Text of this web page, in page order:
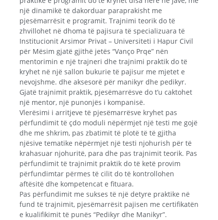
një dinamikë të dakorduar paraprakisht me
pjesëmarrësit e programit. Trajnimi teorik do të
zhvillohet në dhoma të pajisura të specializuara të
Institucionit Arsimor Privat – Universiteti i Hapur Civil
për Mësim gjatë gjithë jetës “Vanço Prqe” nën
mentorimin e një trajneri dhe trajnimi praktik do të
kryhet në një sallon bukurie të pajisur me mjetet e
nevojshme. dhe aksesorë për manikyr dhe pedikyr.
Gjatë trajnimit praktik, pjesëmarrësve do t’u caktohet
një mentor, një punonjës i kompanisë.
Vlerësimi i arritjeve të pjesëmarrësve kryhet pas
përfundimit të çdo moduli nëpërmjet një testi me gojë
dhe me shkrim, pas zbatimit të plotë të të gjitha
njësive tematike nëpërmjet një testi njohurish për të
krahasuar njohuritë, para dhe pas trajnimit teorik. Pas
përfundimit të trajnimit praktik do të ketë provim
përfundimtar përmes të cilit do të kontrollohen
aftësitë dhe kompetencat e fituara.
Pas përfundimit me sukses të një detyre praktike në
fund të trajnimit, pjesëmarrësit pajisen me certifikatën
e kualifikimit të punës “Pedikyr dhe Manikyr”.